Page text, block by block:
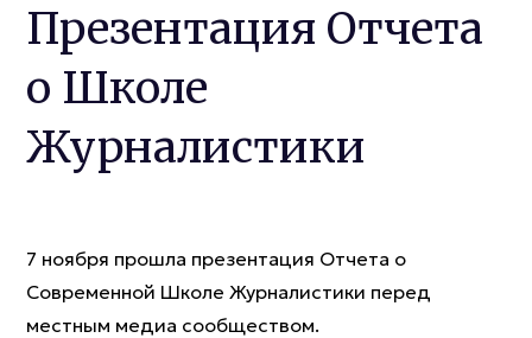
Презентация Отчета
о Школе
Журналистики
7 ноября прошла презентация Отчета о
Современной Школе Журналистики перед
местным медиа сообществом.